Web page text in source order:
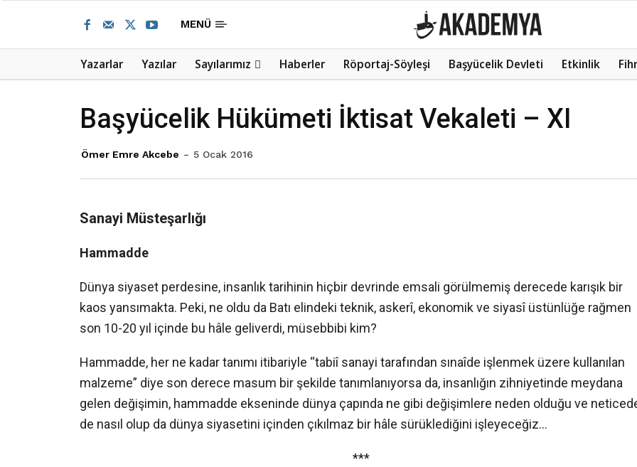
MENÜ
Yazarlar Yazılar Sayılarımız Haberler Röportaj-Söyleşi Başyücelik Devleti Etkinlik
Başyücelik Hükümeti İktisat Vekaleti – XI
Ömer Emre Akcebe 5 Ocak 2016
Sanayi Müsteşarlığı
Hammadde
Dünya siyaset perdesine, insanlık tarihinin hiçbir devrinde emsali görülmemiş derecede karışık bir
kaos yansımakta. Peki, ne oldu da Batı elindeki teknik, askerî, ekonomik ve siyasî üstünlüğe rağmen
son 10-20 yıl içinde bu hâle geliverdi, müsebbibi kim?
Hammadde, her ne kadar tanımı itibariyle “tabiî sanayi tarafından sınaîde işlenmek üzere kullanılan
malzeme” diye son derece masum bir şekilde tanımlanıyorsa da, insanlığın zihniyetinde meydana
gelen değişimin, hammadde ekseninde dünya çapında ne gibi değişimlere neden olduğu ve
de nasıl olup da dünya siyasetini içinden çıkılmaz bir hâle sürüklediğini işleyeceğiz…
***